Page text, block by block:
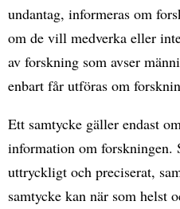
undantag, informeras om
om de vill medverka eller
av forskning som avser
enbart får utföras om
Ett samtycke gäller endast
information om
uttryckligt och preciserat,
samtycke kan när som helst